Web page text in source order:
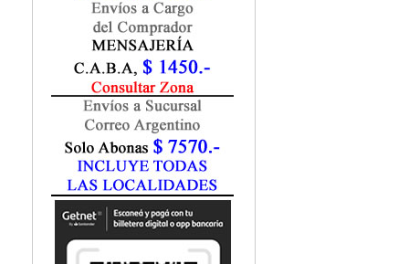
Fisiatría / Kinesiología
Fisiología / Fisiopatología
Fonoaudiología
Gastroenterología
Geriatría
Ginecología / Obstetricia
Hematología
Histología
Homeopatía
Infectología